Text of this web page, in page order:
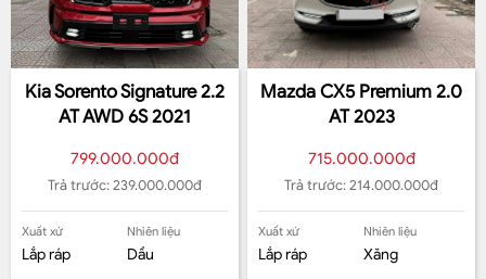
Kia Sorento Signature 2.2
AT AWD 6S 2021
799.000.000đ
Trả trước: 239.000.000đ
Xuất xứ
Lắp ráp
Nhiên liệu
Dầu
Mazda CX5 Premium 2.0
AT 2023
715.000.000đ
Trả trước: 214.000.000đ
Xuất xứ
Lắp ráp
Nhiên liệu
Xăng